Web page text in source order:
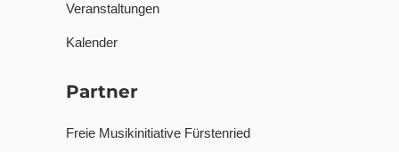
Veranstaltungen
Kalender
Partner
Freie Musikinitiative Fürstenried